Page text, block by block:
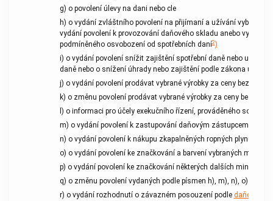
g) o povolení úlevy na dani nebo cle
h) o vydání zvláštního povolení na přijímaní a užívání
vydání povolení k provozování daňového skladu anebo vydání
podmíněného osvobození od spotřebních daní2)
i) o vydání povolení snížit zajištění spotřební daně nebo upustit
daně nebo o snížení úhrady nebo zajištění podle zákona
j) o vydání povolení prodávat vybrané výrobky za ceny bez
k) o změnu povolení prodávat vybrané výrobky za ceny bez
l) o informaci pro účely exekučního řízení, prováděného
m) o vydání povolení k zastupování daňovým zástupcem a
n) o vydání povolení k nákupu zkapalněných ropných plynů
o) o vydání povolení ke značkování a barvení vybraných
p) o vydání povolení ke značkování některých dalších
q) o změnu povolení vydaných podle písmen h), m), n), o) a p)
r) o vydání rozhodnutí o závazném posouzení podle daňového